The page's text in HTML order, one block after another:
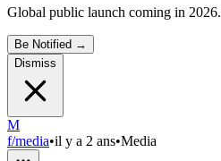
Global public launch coming in 2026.
Be Notified →
Dismiss
M
f/media•il y a 2 ans•Media